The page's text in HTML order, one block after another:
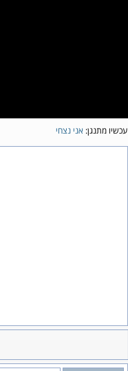
עכשיו מתנגן: אני נצחי